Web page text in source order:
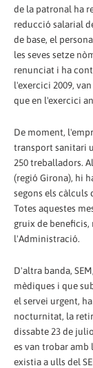
de la patronal ha
reducció salarial
de base, el
les seves setze
renunciat i ha
l'exercici 2009,
que en l'exercici
De moment,
transport sanitari
250 treballadors.
(regió Girona), hi
segons els càlculs
Totes aquestes
gruix de beneficis,
l'Administració.
D'altra banda,
mèdiques i que
el servei urgent,
nocturnitat, la
dissabte 23 de
es van trobar amb
existia a ulls del